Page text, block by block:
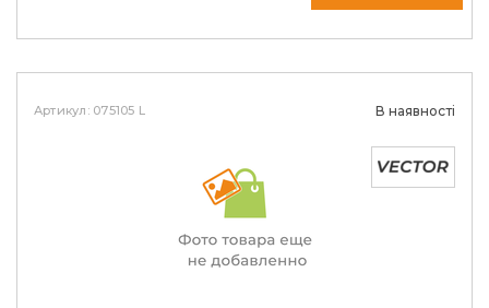
Артикул: 075105 L В наявності